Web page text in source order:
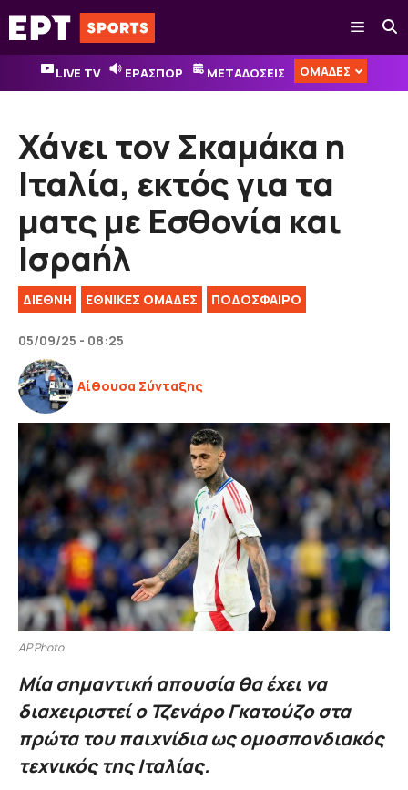
Μετάβαση
σε
περιεχόμενο
Μενού
LIVE TV ΕΡΑΣΠΟΡ ΜΕΤΑΔΟΣΕΙΣ ΟΜΑΔΕΣ
Χάνει τον Σκαμάκα η
Ιταλία, εκτός για τα
ματς με Εσθονία και
Ισραήλ
ΔΙΕΘΝΉ ΕΘΝΙΚΈΣ ΟΜΆΔΕΣ ΠΟΔΟΣΦΑΙΡΟ
05/09/25 - 08:25
Αίθουσα Σύνταξης
AP Photo
Μία σημαντική απουσία θα έχει να
διαχειριστεί ο Τζενάρο Γκατούζο στα
πρώτα του παιχνίδια ως ομοσπονδιακός
τεχνικός της Ιταλίας.